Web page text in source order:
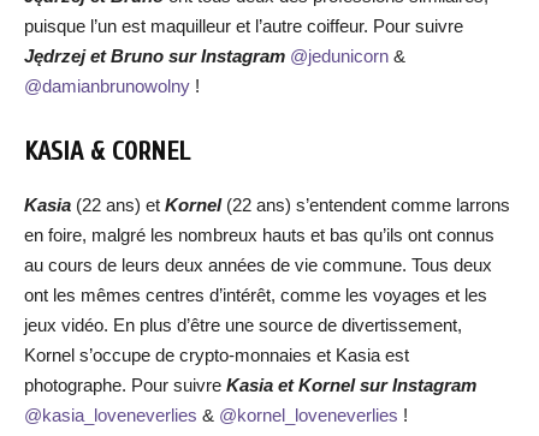
puisque l’un est maquilleur et l’autre coiffeur. Pour suivre
Jędrzej et Bruno sur Instagram @jedunicorn &
@damianbrunowolny !
KASIA & CORNEL
Kasia (22 ans) et Kornel (22 ans) s’entendent comme larrons
en foire, malgré les nombreux hauts et bas qu’ils ont connus
au cours de leurs deux années de vie commune. Tous deux
ont les mêmes centres d’intérêt, comme les voyages et les
jeux vidéo. En plus d’être une source de divertissement,
Kornel s’occupe de crypto-monnaies et Kasia est
photographe. Pour suivre Kasia et Kornelsur Instagram
@kasia_loveneverlies & @kornel_loveneverlies !